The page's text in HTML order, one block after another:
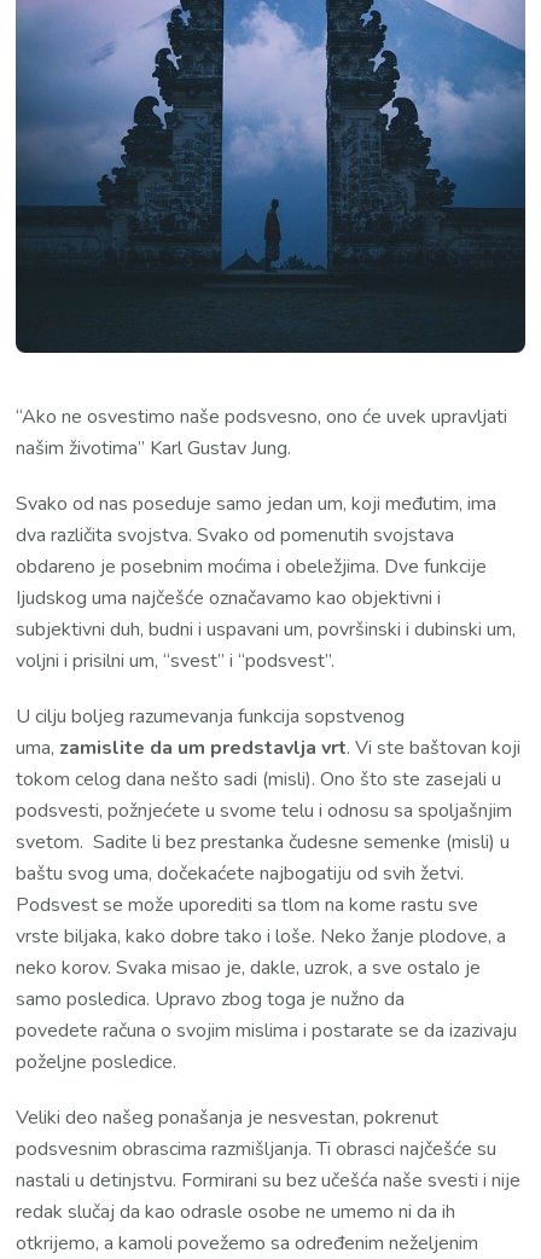
“Ako ne osvestimo naše podsvesno, ono će uvek upravljati
našim životima” Karl Gustav Jung.
Svako od nas poseduje samo jedan um, koji međutim, ima
dva različita svojstva. Svako od pomenutih svojstava
obdareno je posebnim moćima i obeležjima. Dve funkcije
Ijudskog uma najčešće označavamo kao objektivni i
subjektivni duh, budni i uspavani um, površinski i dubinski um,
voljni i prisilni um, “svest” i “podsvest”.
U cilju boljeg razumevanja funkcija sopstvenog
uma, zamislite da um predstavlja vrt. Vi ste baštovan koji
tokom celog dana nešto sadi (misli). Ono što ste zasejali u
podsvesti, požnjećete u svome telu i odnosu sa spoljašnjim
svetom. Sadite li bez prestanka čudesne semenke (misli) u
baštu svog uma, dočekaćete najbogatiju od svih žetvi.
Podsvest se može uporediti sa tlom na kome rastu sve
vrste biljaka, kako dobre tako i loše. Neko žanje plodove, a
neko korov. Svaka misao je, dakle, uzrok, a sve ostalo je
samo posledica. Upravo zbog toga je nužno da
povedete računa o svojim mislima i postarate se da izazivaju
poželjne posledice.
Veliki deo našeg ponašanja je nesvestan, pokrenut
podsvesnim obrascima razmišljanja. Ti obrasci najčešće su
nastali u detinjstvu. Formirani su bez učešća naše svesti i nije
redak slučaj da kao odrasle osobe ne umemo ni da ih
otkrijemo, a kamoli povežemo sa određenim neželjenim